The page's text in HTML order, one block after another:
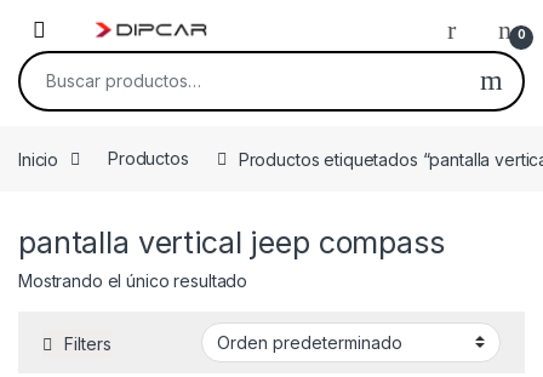
0
Buscar por:
Inicio Productos Productos etiquetados “pantalla
pantalla vertical jeep compass
Mostrando el único resultado
Filters